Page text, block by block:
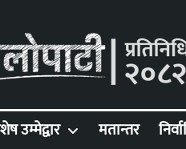
उम्मेद्वार मतान्तर